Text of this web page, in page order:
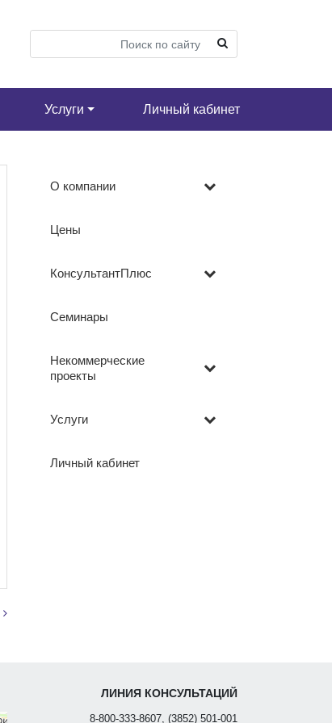
Услуги Личный кабинет
О компании
Цены
КонсультантПлюс
Семинары
Некоммерческие
проекты
Услуги
Личный кабинет
ЛИНИЯ КОНСУЛЬТАЦИЙ
8-800-333-8607, (3852) 501-001